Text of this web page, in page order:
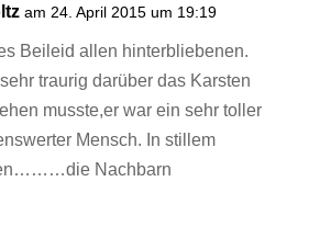
am 24. April 2015 um 19:19
Beileid allen hinterbliebenen.
traurig darüber das Karsten
musste,er war ein sehr toller
Mensch. In stillem
Nachbarn